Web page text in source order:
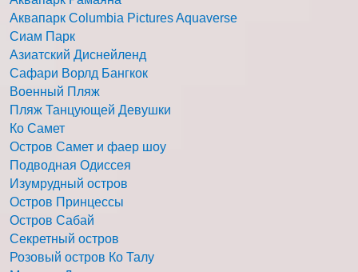
Аквапарк Columbia Pictures Aquaverse
Сиам Парк
Азиатский Диснейленд
Сафари Ворлд Бангкок
Военный Пляж
Пляж Танцующей Девушки
Ко Самет
Остров Самет и фаер шоу
Подводная Одиссея
Изумрудный остров
Остров Принцессы
Остров Сабай
Секретный остров
Розовый остров Ко Талу